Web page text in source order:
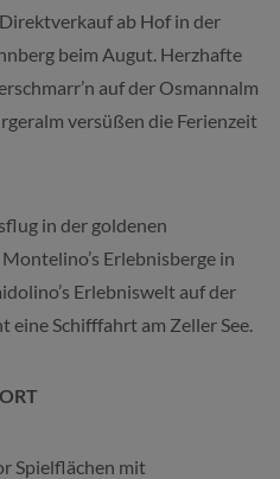
ab Hof in der
beim Augut. Herzhafte
auf der Osmannalm
versüßen die Ferienzeit
in der goldenen
Erlebnisberge in
Erlebniswelt auf der
Schifffahrt am Zeller See.
Spielflächen mit